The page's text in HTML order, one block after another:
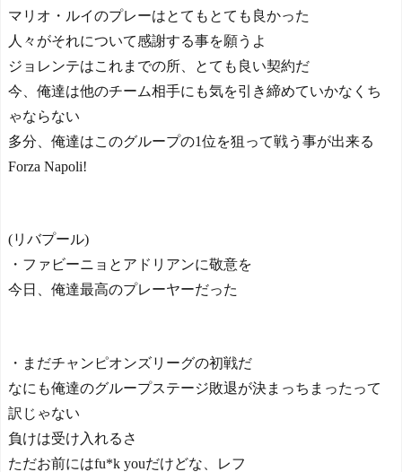
マリオ・ルイのプレーはとてもとても良かった
人々がそれについて感謝する事を願うよ
ジョレンテはこれまでの所、とても良い契約だ
今、俺達は他のチーム相手にも気を引き締めていかなくち
ゃならない
多分、俺達はこのグループの1位を狙って戦う事が出来る
Forza Napoli!
(リバプール)
・ファビーニョとアドリアンに敬意を
今日、俺達最高のプレーヤーだった
・まだチャンピオンズリーグの初戦だ
なにも俺達のグループステージ敗退が決まっちまったって
訳じゃない
負けは受け入れるさ
ただお前にはfu*k youだけどな、レフ